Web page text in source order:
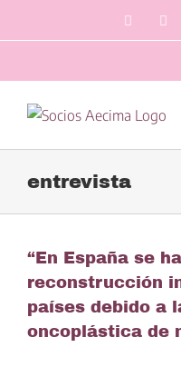
al
Facebook
entrevista
“En España se
reconstrucción
países debido a
oncoplástica de